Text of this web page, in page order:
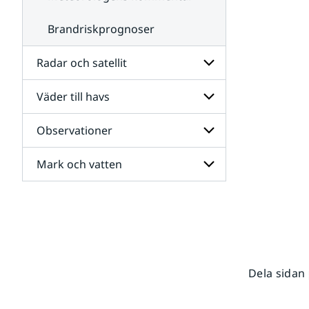
Brandriskprognoser
Radar och satellit
Undersidor
för
Radar
och
satellit
Väder till havs
Undersidor
för
Väder
till
havs
Observationer
Undersidor
för
Mark och vatten
Dela sidan